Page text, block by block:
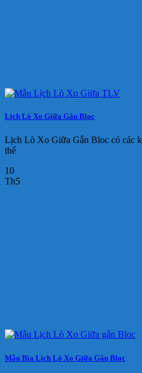
Lịch Lò Xo Giữa Gắn Bloc
Lịch Lò Xo Giữa Gắn Bloc có các
thể
10
Th5
Mẫu Bìa Lịch Lò Xo Giữa Gắn Bloc